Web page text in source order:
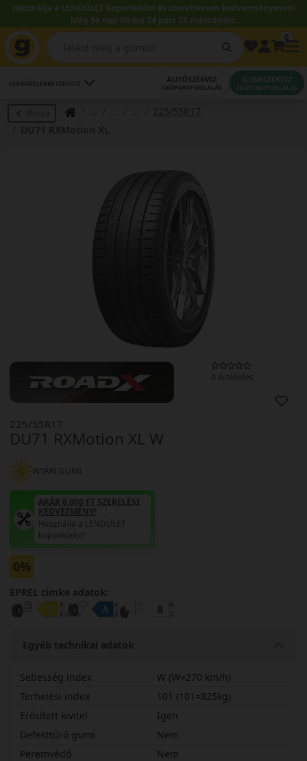
Használja a LENDÜLET kuponkódot és szereltessen kedvezményesen!
Még 56 nap 00 óra 24 perc 24 másodperc.
LEGKÖZELEBBI SZERVIZ AUTÓSZERVIZ
IDŐPONTFOGLALÁS
GUMISZERVIZ
IDŐPONTFOGLALÁS
Vissza
225/55R17
0 értékelés
DU71 RXMotion XL W
225/55R17
NYÁRI GUMI
AKÁR 6.000 FT SZERELÉSI
KEDVEZMÉNY!
Használja a LENDÜLET
kuponkódot!
0%
EPREL cimke adatok:
Egyéb technikai adatok
Sebesség index
W (W=270 km/h)
Terhelési index
101 (101=825kg)
Erősített kivitel
Igen
Defekttűrő gumi
Nem
Peremvédő
Nem